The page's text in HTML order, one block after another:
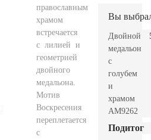
православным
храмом
встречается
с лилией и
геометрией
двойного
медальона.
Мотив
Воскресения
переплетается
с
Вы
Двойной
медальон
с
голубем
и
храмом
AM9262
Подитог